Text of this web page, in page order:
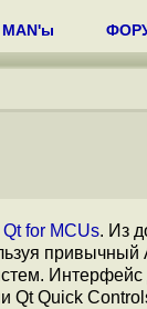
MAN'ы
Qt for MCUs. Из
привычный
Интерфейс
Qt Quick